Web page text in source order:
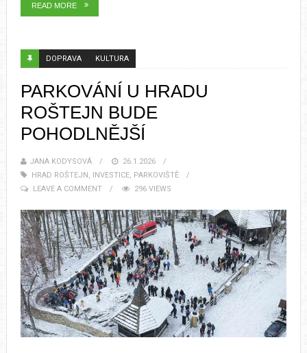
READ MORE
DOPRAVA KULTURA
PARKOVÁNÍ U HRADU
ROŠTEJN BUDE
POHODLNĚJŠÍ
JANA KODYSOVÁ
26.1.2026
HRAD ROŠTEJN, INVESTICE, PARKOVIŠTĚ
LEAVE A COMMENT
296 VIEWS